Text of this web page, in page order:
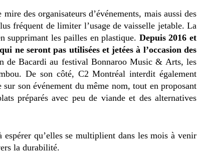
des organisateurs d’événements, mais aussi des
fréquent de limiter l’usage de vaisselle jetable. La
supprimant les pailles en plastique. Depuis 2016 et
ne seront pas utilisées et jetées à l’occasion des
de Bacardi au festival Bonnaroo Music & Arts, les
De son côté, C2 Montréal interdit également
son événement du même nom, tout en proposant
préparés avec peu de viande et des alternatives
espérer qu’elles se multiplient dans les mois à venir
la durabilité.